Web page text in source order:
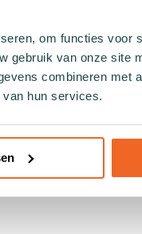
om functies voor
gebruik van onze site
combineren met
hun services.
bent naar je
elk paar tot een
dat overproductie
concrete hulp aan
jij goed doet voor